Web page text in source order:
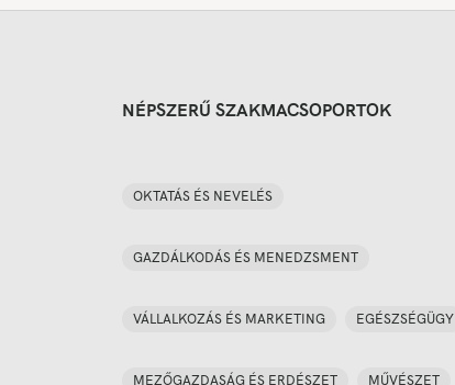
NÉPSZERŰ SZAKMACSOPORTOK
OKTATÁS ÉS NEVELÉS
GAZDÁLKODÁS ÉS MENEDZSMENT
VÁLLALKOZÁS ÉS MARKETING EGÉSZSÉGÜGY
MEZŐGAZDASÁG ÉS ERDÉSZET MŰVÉSZET